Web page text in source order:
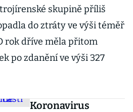
skupině příliš
do ztráty ve výši téměř
rok dříve měla přitom
po zdanění ve výši 327
Koronavirus